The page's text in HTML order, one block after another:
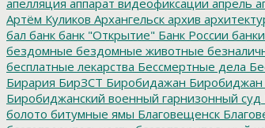
Артём Куликов Архангельск архив
бал банк банк "Открытие" Банк России банки
бездомные бездомные животные
бесплатные лекарства Бессмертные дела
Бирария БирЗСТ Биробидажан Биробиджан
Биробиджанский военный гарнизонный суд
болото битумные ямы Благовещенск